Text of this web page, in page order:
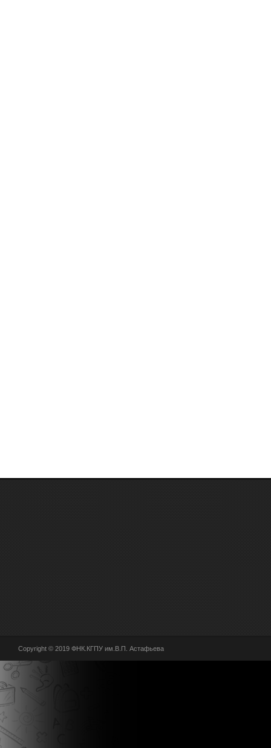
Copyright © 2019 ФНК.КГПУ им.В.П. Астафьева